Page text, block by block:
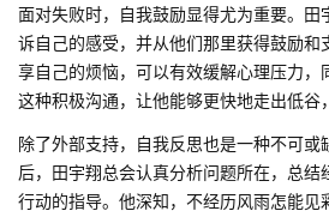
面对失败时，自我鼓励显得尤为重要。田
诉自己的感受，并从他们那里获得鼓励和
享自己的烦恼，可以有效缓解心理压力，
这种积极沟通，让他能够更快地走出低谷
除了外部支持，自我反思也是一种不可或
后，田宇翔总会认真分析问题所在，总结
行动的指导。他深知，不经历风雨怎能见